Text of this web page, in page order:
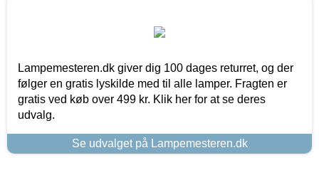
Lampemesteren.dk giver dig 100 dages returret, og der
følger en gratis lyskilde med til alle lamper. Fragten er
gratis ved køb over 499 kr. Klik her for at se deres
udvalg.
Se udvalget på Lampemesteren.dk